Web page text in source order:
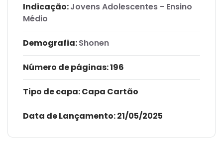
Indicação:Jovens Adolescentes - Ensino
Médio
Demografia:Shonen
Número de páginas: 196
Tipo de capa:Capa Cartão
Data de Lançamento:21/05/2025